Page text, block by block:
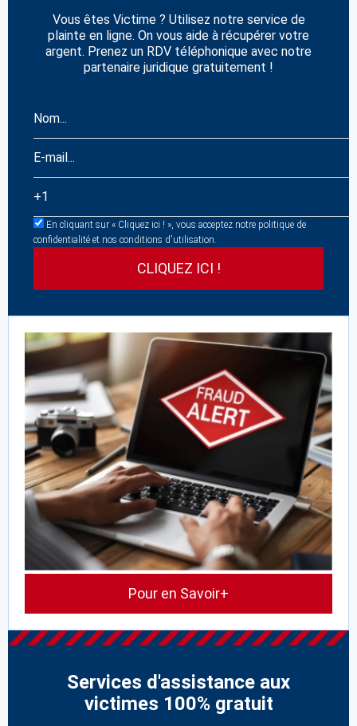
Vous êtes Victime ? Utilisez notre service de
plainte en ligne. On vous aide à récupérer votre
argent. Prenez un RDV téléphonique avec notre
partenaire juridique gratuitement !
En cliquant sur « Cliquez ici ! », vous acceptez notre politique de
confidentialité et nos conditions d'utilisation.
Pour en Savoir+
Services d'assistance aux
victimes 100% gratuit